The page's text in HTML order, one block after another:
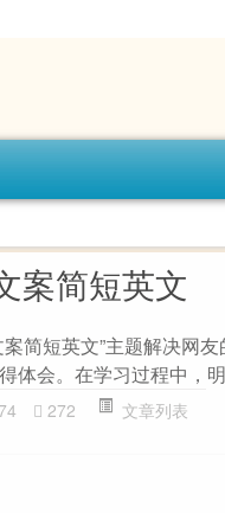
案简短英文
简短英文”主题解决网
体会。在学习过程中，
272 文章列表